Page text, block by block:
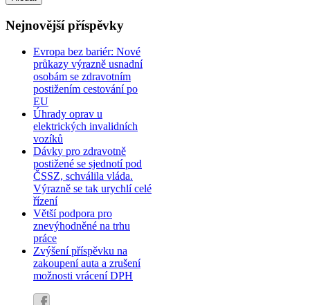
Nejnovější příspěvky
Evropa bez bariér: Nové
průkazy výrazně usnadní
osobám se zdravotním
postižením cestování po
EU
Úhrady oprav u
elektrických invalidních
vozíků
Dávky pro zdravotně
postižené se sjednotí pod
ČSSZ, schválila vláda.
Výrazně se tak urychlí celé
řízení
Větší podpora pro
znevýhodněné na trhu
práce
Zvýšení příspěvku na
zakoupení auta a zrušení
možnosti vrácení DPH